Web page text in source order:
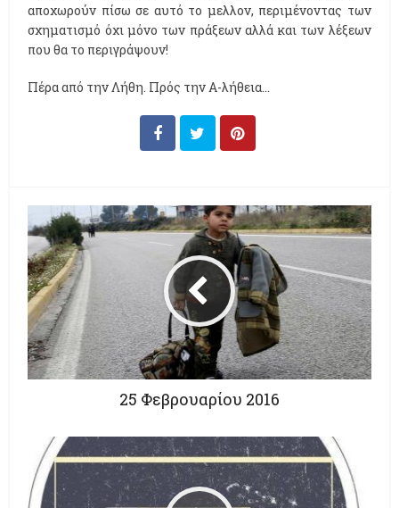
αποχωρούν πίσω σε αυτό το μελλον, περιμένοντας των
σχηματισμό όχι μόνο των πράξεων αλλά και των λέξεων
που θα το περιγράψουν!
Πέρα από την Λήθη. Πρός την Α-λήθεια...
25 Φεβρουαρίου 2016